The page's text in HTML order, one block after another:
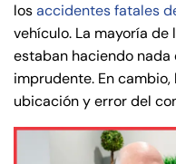
losaccidentes fatales
vehículo. La mayoría
estaban haciendo
imprudente. En
ubicación y error del